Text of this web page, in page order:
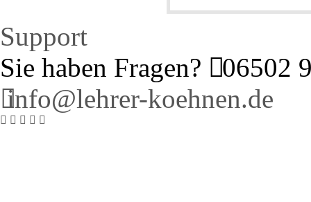
Support
Sie haben Fragen? 06502
info@lehrer-koehnen.de